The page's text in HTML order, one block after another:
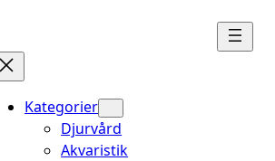
Kategorier
Djurvård
Akvaristik